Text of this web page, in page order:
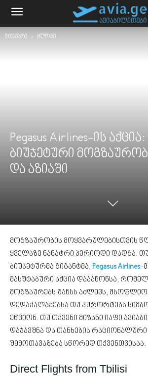
მთავარი ბლოგი
Pegasus Airlines-ის
ბიუჯეტური
და აზიაში
მოგზაურობის მოყვარულებისთვის
ყველაზე ნანატრი პერიოდი დადგა.
ბიუჯეტურმა გიგანტმა, Pegasus Airlines-
მასშტაბური აქცია დააანონსა,
მოგზაურებს შანსს აძლევს,
დედაქალაქებსა თუ კურორტებს
ეწვიონ. თუ თქვენი მიზანი იაფი
დაჯავშნა და თანხების რაციონალური
შემოთავაზება სწორედ თქვენთვისაა.
Direct Flights from Tbilisi